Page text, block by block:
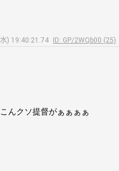
) 19:40:21.74
ID: GP/2WQb00 (25)
んクソ提督がぁぁぁぁ